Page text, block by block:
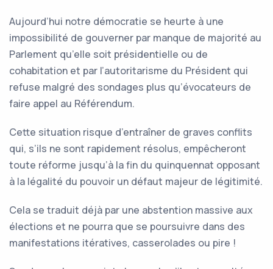
Aujourd’hui notre démocratie se heurte à une
impossibilité de gouverner par manque de majorité au
Parlement qu’elle soit présidentielle ou de
cohabitation et par l’autoritarisme du Président qui
refuse malgré des sondages plus qu’évocateurs de
faire appel au Référendum.
Cette situation risque d’entraîner de graves conflits
qui, s’ils ne sont rapidement résolus, empêcheront
toute réforme jusqu’à la fin du quinquennat opposant
à la légalité du pouvoir un défaut majeur de légitimité.
Cela se traduit déjà par une abstention massive aux
élections et ne pourra que se poursuivre dans des
manifestations itératives, casserolades ou pire !